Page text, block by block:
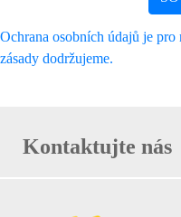
Ochrana osobních údajů je
zásady dodržujeme.
Kontaktujte nás